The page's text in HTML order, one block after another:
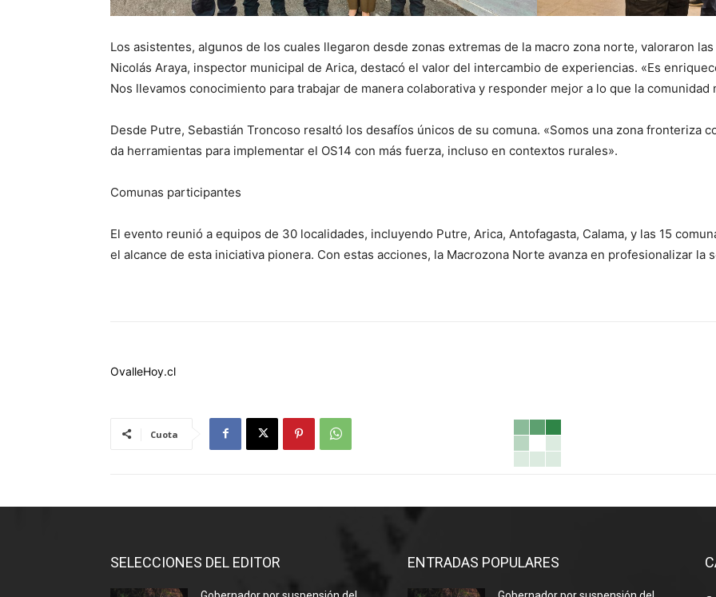
Los asistentes, algunos de los cuales llegaron desde zonas extremas de la macro zona norte, valoraron
Nicolás Araya, inspector municipal de Arica, destacó el valor del intercambio de experiencias. «Es
Nos llevamos conocimiento para trabajar de manera colaborativa y responder mejor a lo que la comunidad
Desde Putre, Sebastián Troncoso resaltó los desafíos únicos de su comuna. «Somos una zona fronteriza
da herramientas para implementar el OS14 con más fuerza, incluso en contextos rurales».
Comunas participantes
El evento reunió a equipos de 30 localidades, incluyendo Putre, Arica, Antofagasta, Calama, y las 15
el alcance de esta iniciativa pionera. Con estas acciones, la Macrozona Norte avanza en profesionalizar la
OvalleHoy.cl
Cuota
SELECCIONES DEL EDITOR ENTRADAS POPULARES